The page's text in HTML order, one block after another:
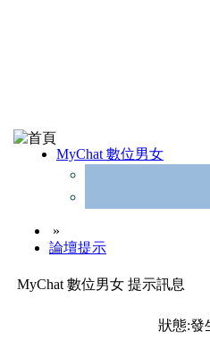
MyChat 數位男女
»
論壇提示
MyChat 數位男女 提示訊息
狀態:發